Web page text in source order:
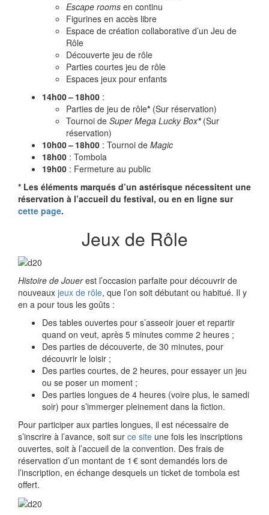
Escape rooms en continu
Figurines en accès libre
Espace de création collaborative d’un Jeu de
Rôle
Découverte jeu de rôle
Parties courtes jeu de rôle
Espaces jeux pour enfants
14h00 – 18h00 :
Parties de jeu de rôle* (Sur réservation)
Tournoi de Super Mega Lucky Box* (Sur
réservation)
10h00 – 18h00 : Tournoi de Magic
18h00 : Tombola
19h00 : Fermeture au public
* Les éléments marqués d’un astérisque nécessitent une
réservation à l’accueil du festival, ou en en ligne sur
cette page.
Jeux de Rôle
Histoire de Jouerest l’occasion parfaite pour découvrir de
nouveaux jeux de rôle, que l’on soit débutant ou habitué. Il y
en a pour tous les goûts :
Des tables ouvertes pour s’asseoir jouer et repartir
quand on veut, après 5 minutes comme 2 heures ;
Des parties de découverte, de 30 minutes, pour
découvrir le loisir ;
Des parties courtes, de 2 heures, pour essayer un jeu
ou se poser un moment ;
Des parties longues de 4 heures (voire plus, le samedi
soir) pour s’immerger pleinement dans la fiction.
Pour participer aux parties longues, il est nécessaire de
s’inscrire à l’avance, soit sur ce site une fois les inscriptions
ouvertes, soit à l’accueil de la convention. Des frais de
réservation d’un montant de 1 € sont demandés lors de
l’inscription, en échange desquels un ticket de tombola est
offert.